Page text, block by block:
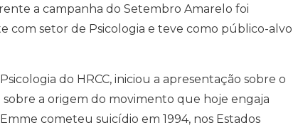
a campanha do Setembro Amarelo foi
com setor de Psicologia e teve como público-alvo
do HRCC, iniciou a apresentação sobre o
a origem do movimento que hoje engaja
cometeu suicídio em 1994, nos Estados